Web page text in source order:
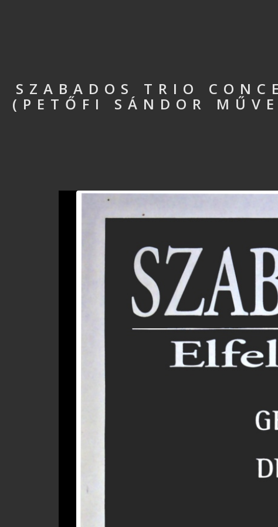
SZABADOS TRIO
(PETŐFI SÁNDOR